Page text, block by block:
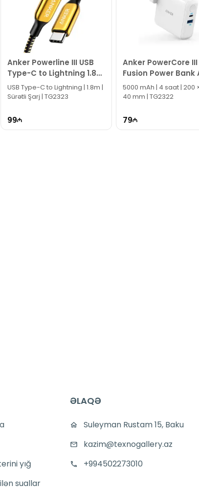
hər gün 10:00-19:00 saatlarında aktivdir.
modeli ilə bağlı bütün suallarınızı saytımızın
edə və ya WhatsApp nömrəmizə mesaj göndərə
Anker Powerline III USB
Type-C to Lightning 1.8
m A8843HB1
USB Type-C to Lightning | 1.8m |
Sürətli Şarj | TG2323
99
Anker PowerCore III
Fusion Power Bank
5000 mAh | 4 saat | 200
40 mm | TG2322
79
yığ
suallar
ƏLAQƏ
Suleyman Rustam 15, Baku
kazim@texnogallery.az
+994502273010